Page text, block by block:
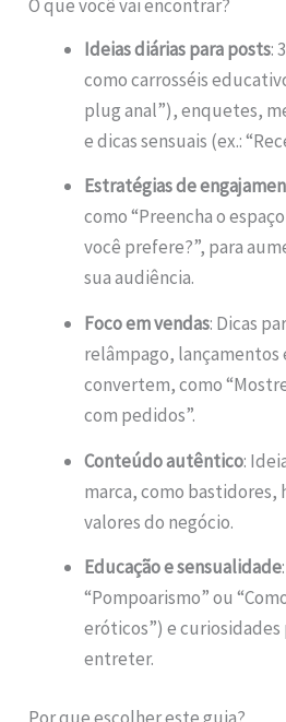
O que você vai encontrar?
Ideias diárias para posts:
como carrosséis
plug anal”), enquetes,
e dicas sensuais (ex.:
Estratégias de
como “Preencha o
você prefere?”, para
sua audiência.
Foco em vendas: Dicas
relâmpago,
convertem, como
com pedidos”.
Conteúdo autêntico:
marca, como bastidores,
valores do negócio.
Educação e sensualidade
“Pompoarismo” ou
eróticos”) e curiosidades
entreter.